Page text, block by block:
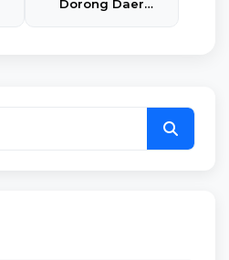
Dorong Daerah